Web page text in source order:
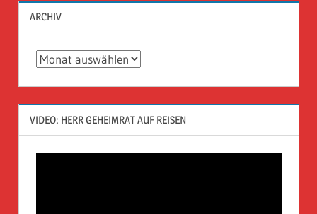
ARCHIV
Archiv
VIDEO: HERR GEHEIMRAT AUF REISEN